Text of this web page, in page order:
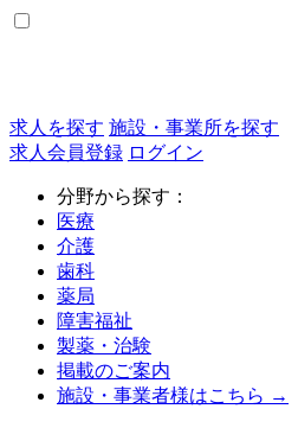
求人を探す 施設・事業所を探す
求人会員登録 ログイン
分野から探す：
医療
介護
歯科
薬局
障害福祉
製薬・治験
掲載のご案内
施設・事業者様はこちら →